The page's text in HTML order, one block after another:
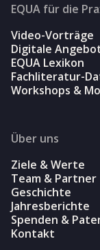
EQUA für die
Video-Vorträge
Digitale
EQUA Lexikon
Fachliteratur-
Workshops &
Über uns
Ziele & Werte
Team & Partner
Geschichte
Jahresberichte
Spenden &
Kontakt